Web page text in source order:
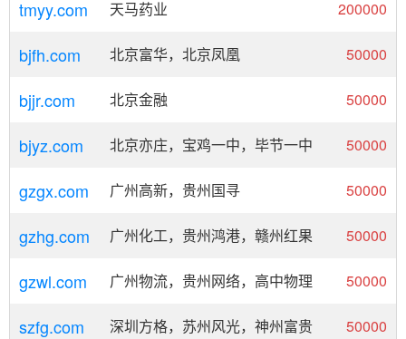
tmyy.com 天马药业 200000
bjfh.com 北京富华，北京凤凰 50000
bjjr.com 北京金融 50000
bjyz.com 北京亦庄，宝鸡一中，毕节一中 50000
gzgx.com 广州高新，贵州国寻 50000
gzhg.com 广州化工，贵州鸿港，赣州红果 50000
gzwl.com 广州物流，贵州网络，高中物理 50000
szfg.com 深圳方格，苏州风光，神州富贵 50000